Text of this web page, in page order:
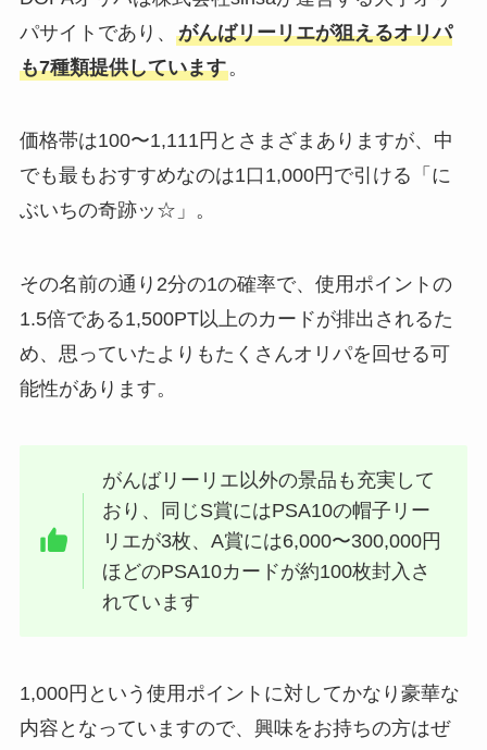
パサイトであり、 がんばリーリエが狙えるオリパ
も7種類提供しています。
価格帯は100〜1,111円とさまざまありますが、中
でも最もおすすめなのは1口1,000円で引ける「に
ぶいちの奇跡ッ☆」。
その名前の通り2分の1の確率で、使用ポイントの
1.5倍である1,500PT以上のカードが排出されるた
め、思っていたよりもたくさんオリパを回せる可
能性があります。
がんばリーリエ以外の景品も充実して
おり、同じS賞にはPSA10の帽子リー
リエが3枚、A賞には6,000〜300,000円
ほどのPSA10カードが約100枚封入さ
れています
1,000円という使用ポイントに対してかなり豪華な
内容となっていますので、興味をお持ちの方はぜ